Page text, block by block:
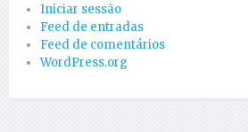
Iniciar sessão
Feed de entradas
Feed de comentários
WordPress.org